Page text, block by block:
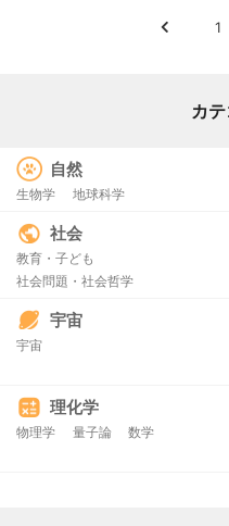
< 1
カ
自然
生物学 地球科学
社会
教育・子ども
社会問題・社会哲学
宇宙
宇宙
理化学
物理学 量子論 数学